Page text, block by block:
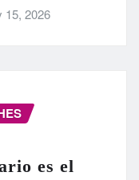
15, 2026
es el